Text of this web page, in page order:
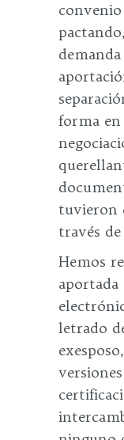
forma en
tuvieron
través
Hemos
aportada
letrado